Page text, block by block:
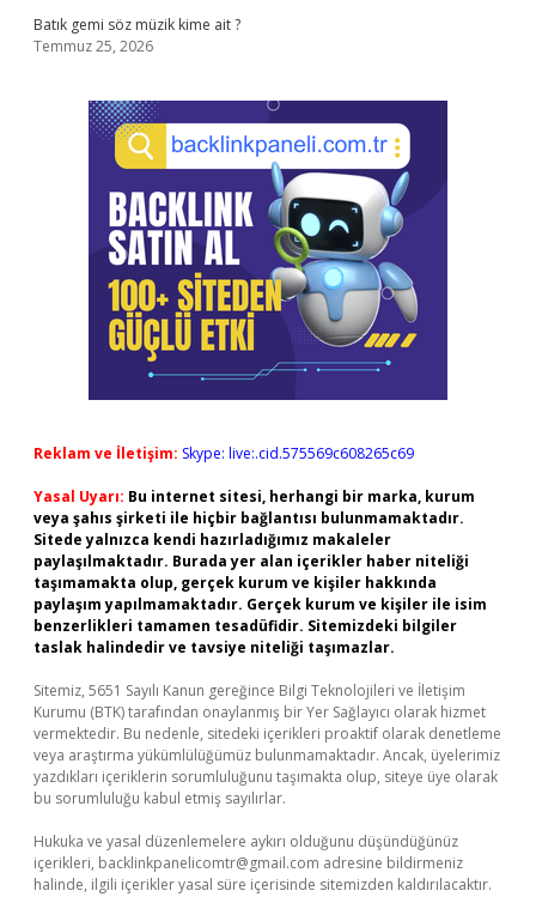
Batık gemi söz müzik kime ait ?
Temmuz 25, 2026
Reklam ve İletişim: Skype: live:.cid.575569c608265c69
Yasal Uyarı: Bu internet sitesi, herhangi bir marka, kurum
veya şahıs şirketi ile hiçbir bağlantısı bulunmamaktadır.
Sitede yalnızca kendi hazırladığımız makaleler
paylaşılmaktadır. Burada yer alan içerikler haber niteliği
taşımamakta olup, gerçek kurum ve kişiler hakkında
paylaşım yapılmamaktadır. Gerçek kurum ve kişiler ile isim
benzerlikleri tamamen tesadüfidir. Sitemizdeki bilgiler
taslak halindedir ve tavsiye niteliği taşımazlar.
Sitemiz, 5651 Sayılı Kanun gereğince Bilgi Teknolojileri ve İletişim
Kurumu (BTK) tarafından onaylanmış bir Yer Sağlayıcı olarak hizmet
vermektedir. Bu nedenle, sitedeki içerikleri proaktif olarak denetleme
veya araştırma yükümlülüğümüz bulunmamaktadır. Ancak, üyelerimiz
yazdıkları içeriklerin sorumluluğunu taşımakta olup, siteye üye olarak
bu sorumluluğu kabul etmiş sayılırlar.
Hukuka ve yasal düzenlemelere aykırı olduğunu düşündüğünüz
içerikleri, backlinkpanelicomtr@gmail.com adresine bildirmeniz
halinde, ilgili içerikler yasal süre içerisinde sitemizden kaldırılacaktır.